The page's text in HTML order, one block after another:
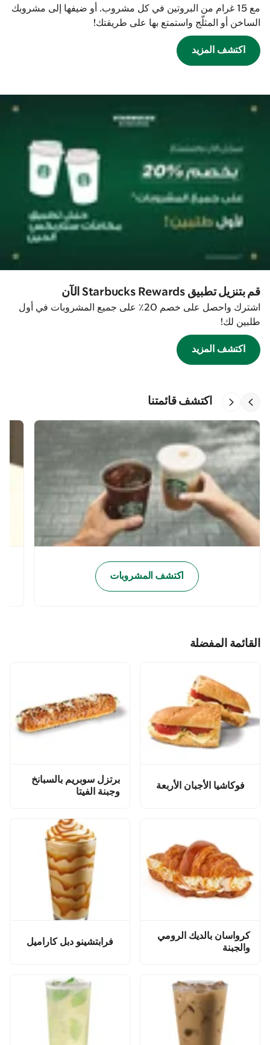
مع 15 غرام من البروتين في كل مشروب. أو ضيفها إلى مشروبك
الساخن أو المثلّج واستمتع بها على طريقتك!
اكتشف المزيد
قم بتنزيل تطبيق Starbucks Rewards الآن
اشترك واحصل على خصم 20٪ على جميع المشروبات في أول
طلبين لك!
اكتشف المزيد
اكتشف قائمتنا
اكتشف المشروبات
القائمة المفضلة
فوكاشيا الأجبان الأربعة
برتزل سوبريم بالسبانخ
وجبنة الفيتا
كرواسان بالديك الرومي
والجبنة
فرابتشينو دبل كاراميل